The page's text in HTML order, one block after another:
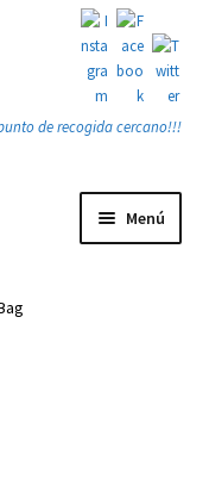
de recogida cercano!!!
Menú